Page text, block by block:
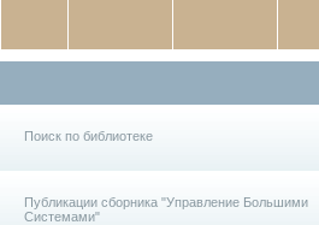
Поиск по библиотеке
Публикации сборника "Управление Большими
Системами"